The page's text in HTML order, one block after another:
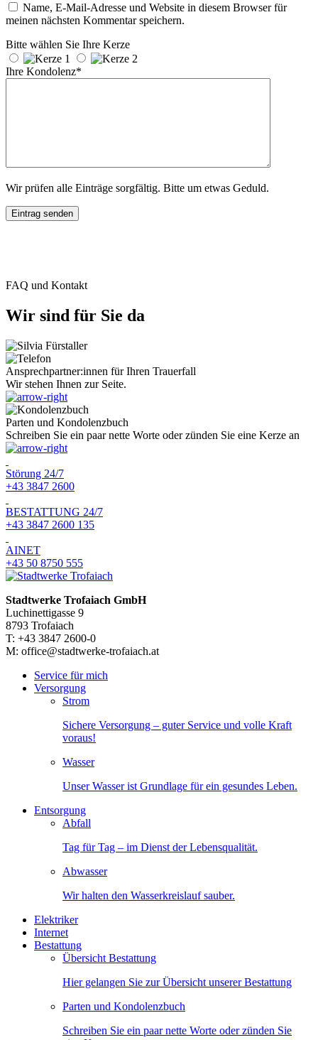
Name, E-Mail-Adresse und Website in diesem Browser für
meinen nächsten Kommentar speichern.
Bitte wählen Sie Ihre Kerze
Ihre Kondolenz*
Wir prüfen alle Einträge sorgfältig. Bitte um etwas Geduld.
FAQ und Kontakt
Wir sind für Sie da
Ansprechpartner:innen für Ihren Trauerfall
Wir stehen Ihnen zur Seite.
Parten und Kondolenzbuch
Schreiben Sie ein paar nette Worte oder zünden Sie eine Kerze an
Störung 24/7
+43 3847 2600
BESTATTUNG 24/7
+43 3847 2600 135
AINET
+43 50 8750 555
Stadtwerke Trofaiach GmbH
Luchinettigasse 9
8793 Trofaiach
T: +43 3847 2600-0
M: office@stadtwerke-trofaiach.at
Service für mich
Versorgung
Strom
Sichere Versorgung – guter Service und volle Kraft
voraus!
Wasser
Unser Wasser ist Grundlage für ein gesundes Leben.
Entsorgung
Abfall
Tag für Tag – im Dienst der Lebensqualität.
Abwasser
Wir halten den Wasserkreislauf sauber.
Elektriker
Internet
Bestattung
Übersicht Bestattung
Hier gelangen Sie zur Übersicht unserer Bestattung
Parten und Kondolenzbuch
Schreiben Sie ein paar nette Worte oder zünden Sie